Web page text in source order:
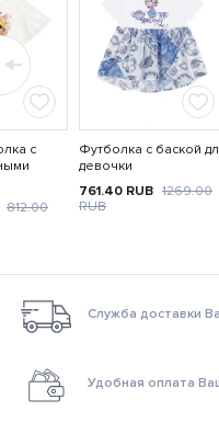
с
812.00
Футболка с баской
девочки
761.40 RUB 1269.00
RUB
Служба доставки
Удобная оплата